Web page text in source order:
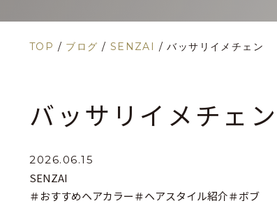
TOP / ブログ / SENZAI /バッサリイメチェン
バッサリイメチェン
2026.06.15
SENZAI
＃おすすめヘアカラー＃ヘアスタイル紹介＃ボブ